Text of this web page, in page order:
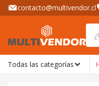
contacto@multivendor.cl
Todas las categorías